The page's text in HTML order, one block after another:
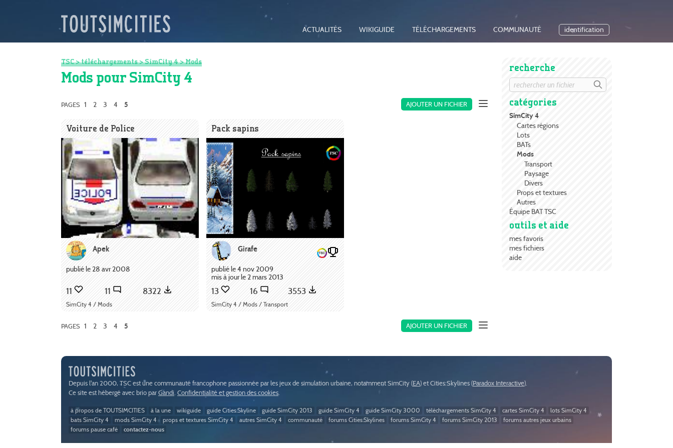
ACTUALITÉS WIKIGUIDE TÉLÉCHARGEMENTS COMMUNAUTÉ identification
recherche
catégories
SimCity 4
Cartes régions
Lots
BATs
Mods
Transport
Paysage
Divers
Props et textures
Autres
Équipe BAT TSC
outils et aide
mes favoris
mes fichiers
aide
TSC>téléchargements>SimCity 4>Mods
Mods pour SimCity 4
AJOUTER UN FICHIER
PAGES 1 2 3 4 5
Voiture de Police
Apek
publié le 28 avr 2008
11 11 8322
SimCity 4 / Mods
Pack sapins
Girafe
publié le 4 nov 2009
mis à jour le 2 mars 2013
13 16 3553
SimCity 4 / Mods / Transport
AJOUTER UN FICHIER
PAGES 1 2 3 4 5
Depuis l'an 2000, TSC est une communauté francophone passionnée par les jeux de simulation urbaine, notamment SimCity (EA) et Cities:Skylines (Paradox Interactive).
Ce site est hébergé avec brio par Gandi. Confidentialité et gestion des cookies.
à propos de TOUTSIMCITIES à la une wikiguide guide Cities:Skyline guide SimCity 2013 guide SimCity 4 guide SimCity 3000 téléchargements SimCity 4 cartes SimCity 4
lots SimCity 4
bats SimCity 4
mods SimCity 4 props et textures SimCity 4 autres SimCity 4 communauté forums Cities:Skylines forums SimCity 4 forums SimCity 2013
forums autres jeux urbains
forums pause café
contactez-nous